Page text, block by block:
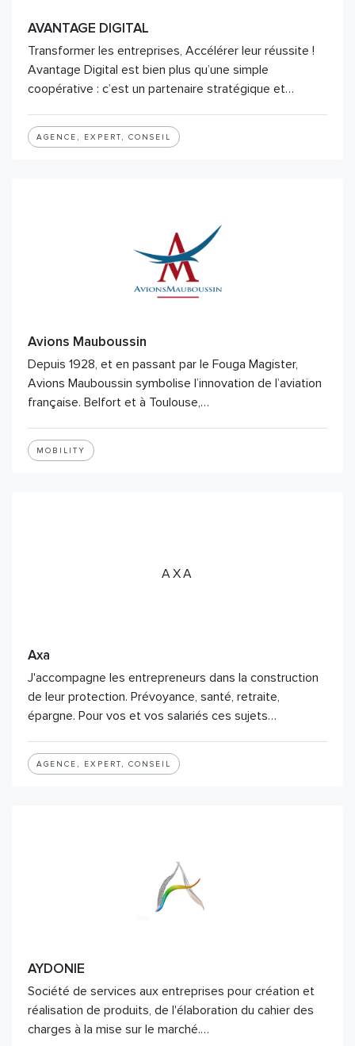
AVANTAGE DIGITAL
Transformer les entreprises, Accélérer leur réussite !
Avantage Digital est bien plus qu’une simple
coopérative : c’est un partenaire stratégique et…
AGENCE, EXPERT, CONSEIL
Avions Mauboussin
Depuis 1928, et en passant par le Fouga Magister,
Avions Mauboussin symbolise l’innovation de l’aviation
française. Belfort et à Toulouse,…
MOBILITY
AXA
Axa
J'accompagne les entrepreneurs dans la construction
de leur protection. Prévoyance, santé, retraite,
épargne. Pour vos et vos salariés ces sujets…
AGENCE, EXPERT, CONSEIL
AYDONIE
Société de services aux entreprises pour création et
réalisation de produits, de l'élaboration du cahier des
charges à la mise sur le marché.…